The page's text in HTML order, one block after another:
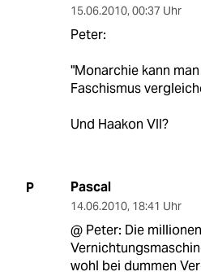
15.06.2010, 00:37 Uhr
Peter:
"Monarchie kann
Faschismus
Und Haakon VII?
P Pascal
14.06.2010, 18:41 Uhr
@ Peter: Die
wohl bei dummen